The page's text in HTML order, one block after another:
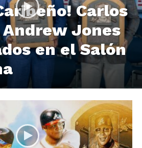
Carlos
Jones
en el Salón